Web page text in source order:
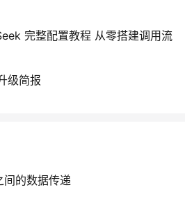
完整配置教程 从零搭建调用流
级简报
间的数据传递